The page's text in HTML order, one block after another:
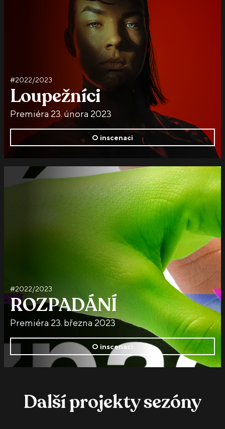
#2022/2023
Loupežníci
Premiéra 23. února 2023
O inscenaci
#2022/2023
ROZPADÁNÍ
Premiéra 23. března 2023
O inscenaci
Další projekty sezóny